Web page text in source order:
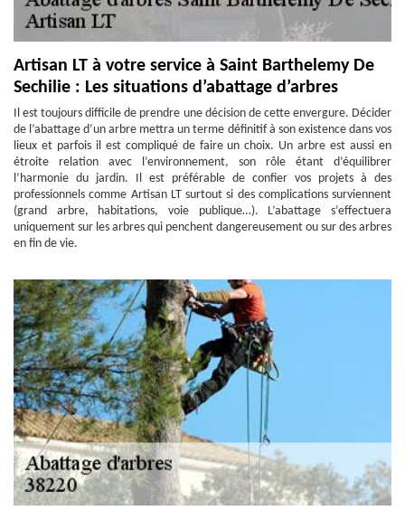
Artisan LT à votre service à Saint Barthelemy De
Sechilie : Les situations d’abattage d’arbres
Il est toujours difficile de prendre une décision de cette envergure. Décider
de l’abattage d’un arbre mettra un terme définitif à son existence dans vos
lieux et parfois il est compliqué de faire un choix. Un arbre est aussi en
étroite relation avec l’environnement, son rôle étant d’équilibrer
l’harmonie du jardin. Il est préférable de confier vos projets à des
professionnels comme Artisan LT surtout si des complications surviennent
(grand arbre, habitations, voie publique…). L’abattage s’effectuera
uniquement sur les arbres qui penchent dangereusement ou sur des arbres
en fin de vie.